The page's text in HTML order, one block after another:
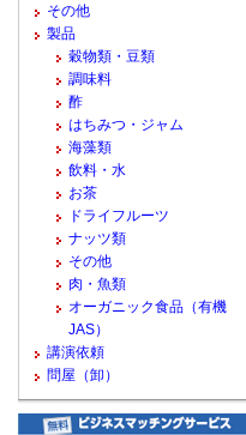
その他
製品
穀物類・豆類
調味料
酢
はちみつ・ジャム
海藻類
飲料・水
お茶
ドライフルーツ
ナッツ類
その他
肉・魚類
オーガニック食品（有機
JAS）
講演依頼
問屋（卸）